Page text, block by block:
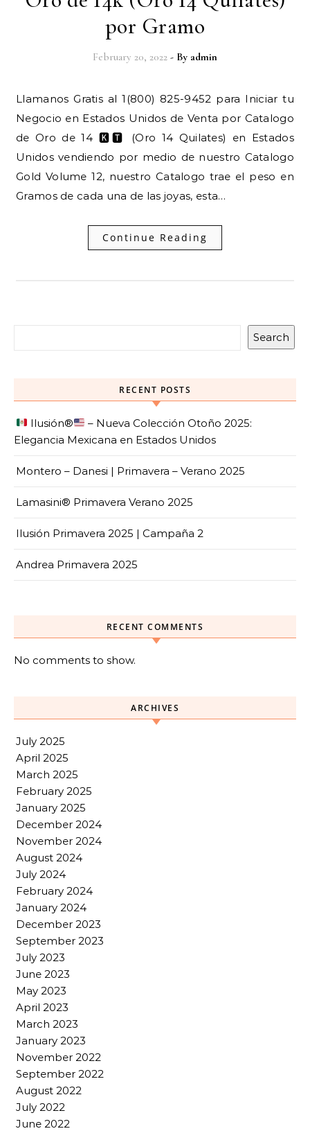
por Gramo
February 20, 2022 - By admin
Llamanos Gratis al 1(800) 825-9452 para Iniciar tu
Negocio en Estados Unidos de Venta por Catalogo
de Oro de 14 🅺🆃 (Oro 14 Quilates) en Estados
Unidos vendiendo por medio de nuestro Catalogo
Gold Volume 12, nuestro Catalogo trae el peso en
Gramos de cada una de las joyas, esta…
Continue Reading
Search
RECENT POSTS
Ilusión®️
– Nueva Colección Otoño 2025:
Elegancia Mexicana en Estados Unidos
Montero – Danesi | Primavera – Verano 2025
Lamasini® Primavera Verano 2025
Ilusión Primavera 2025 | Campaña 2
Andrea Primavera 2025
RECENT COMMENTS
No comments to show.
ARCHIVES
July 2025
April 2025
March 2025
February 2025
January 2025
December 2024
November 2024
August 2024
July 2024
February 2024
January 2024
December 2023
September 2023
July 2023
June 2023
May 2023
April 2023
March 2023
January 2023
November 2022
September 2022
August 2022
July 2022
June 2022